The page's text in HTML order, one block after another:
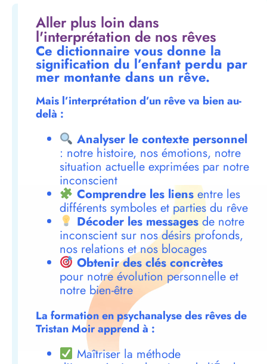
Aller plus loin dans
l'interprétation de nos rêves
Ce dictionnaire vous donne la
signification du l’enfant perdu par
mer montante dans un rêve.
Mais l’interprétation d’un rêve va bien au-
delà :
Analyser le contexte personnel
: notre histoire, nos émotions, notre
situation actuelle exprimées par notre
inconscient
Comprendre les liensentre les
différents symboles et parties du rêve
Décoder les messagesde notre
inconscient sur nos désirs profonds,
nos relations et nos blocages
Obtenir des clés concrètes
pour notre évolution personnelle et
notre bien-être
La formation en psychanalyse des rêves de
Tristan Moir apprend à :
Maîtriser la méthode